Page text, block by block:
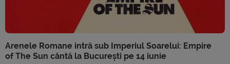
Arenele Romane intră sub Imperiul Soarelui: Empire
of The Sun cântă la București pe 14 iunie